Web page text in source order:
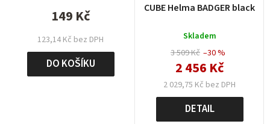
123,14 Kč bez DPH
149 Kč
DO KOŠÍKU
CUBE Helma BADGER black
Skladem
3 509 Kč
2 029,75 Kč bez DPH
2 456 Kč
–30 %
DETAIL